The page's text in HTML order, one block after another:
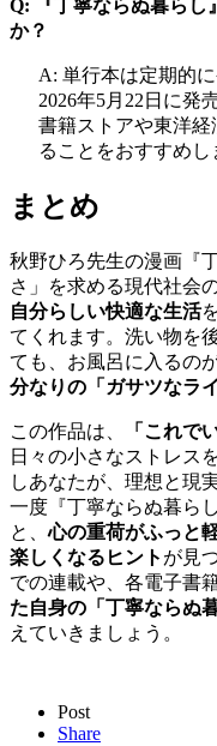
Q: 『丁寧ならぬ暮らし
か？
A: 単行本は定期的
2026年5月22日に発
書籍ストアや東洋
ることをおすすめし
まとめ
秋野ひろ先生の漫画『
さ」を求める現代社会
自分らしい快適な生活
てくれます。洗い物を
ても、お風呂に入るの
分なりの「ガサツなラ
この作品は、 「これで
日々の小さなストレス
しあなたが、理想と現
一度『丁寧ならぬ暮ら
と、心の重荷がふっと
楽しくなるヒント が見
での連載や、各電子書
た自身の「丁寧ならぬ
えていきましょう。
Post
Share